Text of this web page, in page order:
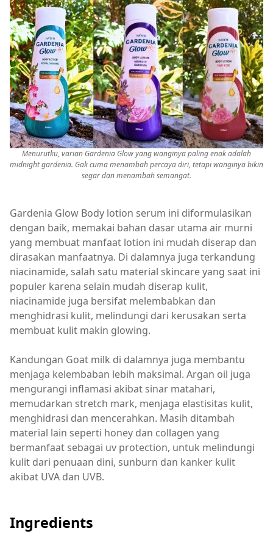
Menurutku, varian Gardenia Glow yang wanginya paling enak adalah
midnight gardenia. Gak cuma menambah percaya diri, tetapi wanginya bikin
segar dan menambah semangat.
Gardenia Glow Body lotion serum ini diformulasikan
dengan baik, memakai bahan dasar utama air murni
yang membuat manfaat lotion ini mudah diserap dan
dirasakan manfaatnya. Di dalamnya juga terkandung
niacinamide, salah satu material skincare yang saat ini
populer karena selain mudah diserap kulit,
niacinamide juga bersifat melembabkan dan
menghidrasi kulit, melindungi dari kerusakan serta
membuat kulit makin glowing.
Kandungan Goat milk di dalamnya juga membantu
menjaga kelembaban lebih maksimal. Argan oil juga
mengurangi inflamasi akibat sinar matahari,
memudarkan stretch mark, menjaga elastisitas kulit,
menghidrasi dan mencerahkan. Masih ditambah
material lain seperti honey dan collagen yang
bermanfaat sebagai uv protection, untuk melindungi
kulit dari penuaan dini, sunburn dan kanker kulit
akibat UVA dan UVB.
Ingredients